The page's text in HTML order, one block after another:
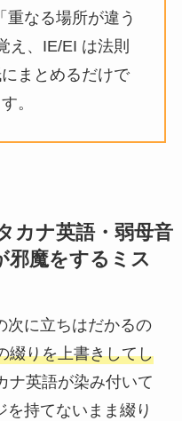
重なる場所が違う
え、IE/EI は法則
まとめるだけで
。
カナ英語・弱母音
邪魔をするミス
次に立ちはだかるの
綴りを上書きしてし
ナ英語が染み付いて
を持てないまま綴り